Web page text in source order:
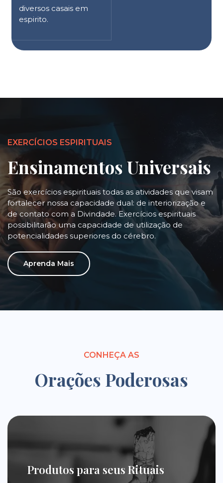
diversos casais em
espirito.
EXERCÍCIOS ESPIRITUAIS
Ensinamentos Universais
São exercícios espirituais todas as atividades que visam
fortalecer nossa capacidade dual: de interiorização e
de contato com a Divindade. Exercícios espirituais
possibilitarão uma capacidade de utilização de
potencialidades superiores do cérebro.
Aprenda Mais
CONHEÇA AS
Orações Poderosas
Produtos para seus Rituais